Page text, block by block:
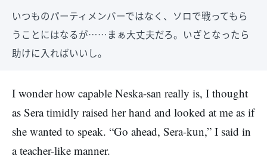
いつものパーティメンバーではなく、ソロで戦ってもら
うことにはなるが……まぁ大丈夫だろ。いざとなったら
助けに入ればいいし。
I wonder how capable Neska-san really is, I thought
as Sera timidly raised her hand and looked at me as if
she wanted to speak. “Go ahead, Sera-kun,” I said in
a teacher-like manner.